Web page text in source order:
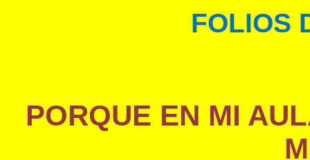
FOLIOS
PORQUE EN MI